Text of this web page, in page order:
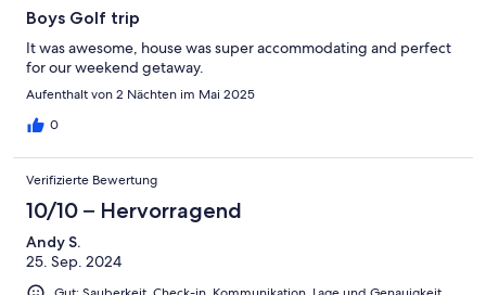
Boys Golf trip
It was awesome, house was super accommodating and perfect
for our weekend getaway.
Aufenthalt von 2 Nächten im Mai 2025
0
Verifizierte Bewertung
10/10 – Hervorragend
Andy S.
25. Sep. 2024